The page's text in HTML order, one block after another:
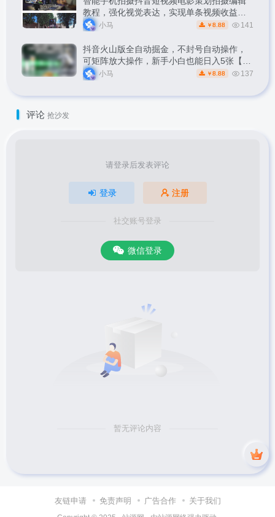
教程，强化视觉表达，实现单条视频收益破
1k
小马 ￥ 8.88 141
抖音火山版全自动掘金，不封号自动操作，
可矩阵放大操作，新手小白也能日入5张【揭
秘】小马 ￥ 8.88 137
评论 抢沙发
请登录后发表评论
登录 注册
社交账号登录
微信登录
暂无评论内容
友链申请 免责声明 广告合作 关于我们